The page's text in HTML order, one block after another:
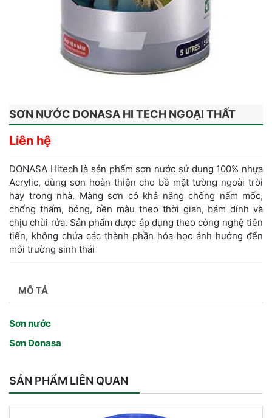
SƠN NƯỚC DONASA HI TECH NGOẠI THẤT
Liên hệ
DONASA Hitech là sản phẩm sơn nước sử dụng 100% nhựa
Acrylic, dùng sơn hoàn thiện cho bề mặt tường ngoài trời
hay trong nhà. Màng sơn có khả năng chống nấm mốc,
chống thấm, bóng, bền màu theo thời gian, bám dính và
chịu chùi rửa. Sản phẩm được áp dụng theo công nghệ tiên
tiến, không chứa các thành phần hóa học ảnh hưởng đến
môi trường sinh thái
MÔ TẢ
Sơn nước
Sơn Donasa
SẢN PHẨM LIÊN QUAN